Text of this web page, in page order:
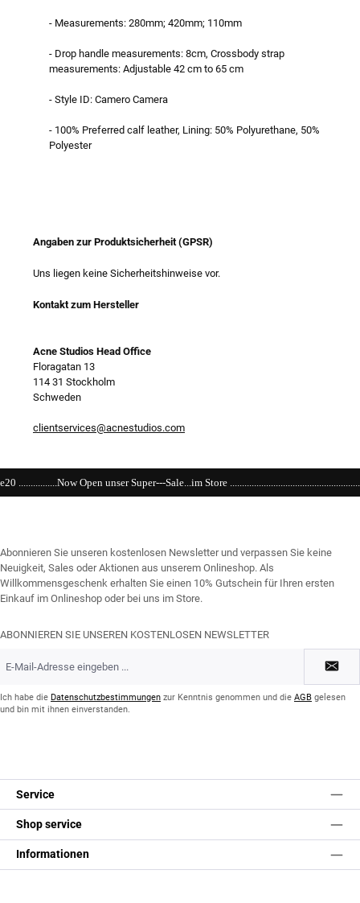
- Measurements: 280mm; 420mm; 110mm
- Drop handle measurements: 8cm, Crossbody strap
measurements: Adjustable 42 cm to 65 cm
- Style ID: Camero Camera
- 100% Preferred calf leather, Lining: 50% Polyurethane, 50%
Polyester
Angaben zur Produktsicherheit (GPSR)
Uns liegen keine Sicherheitshinweise vor.
Kontakt zum Hersteller
Acne Studios Head Office
Floragatan 13
114 31 Stockholm
Schweden
clientservices@acnestudios.com
unser Super---Sale...im Store
Abonnieren Sie unseren kostenlosen Newsletter und verpassen Sie keine
Neuigkeit, Sales oder Aktionen aus unserem Onlineshop. Als
Willkommensgeschenk erhalten Sie einen 10% Gutschein für Ihren ersten
Einkauf im Onlineshop oder bei uns im Store.
ABONNIEREN SIE UNSEREN KOSTENLOSEN NEWSLETTER
Mail-
*Ich habe die Datenschutzbestimmungen zur Kenntnis genommen und die AGB gelesen
und bin mit ihnen einverstanden.
Service
Shop service
Informationen